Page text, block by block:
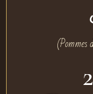
(Pommes